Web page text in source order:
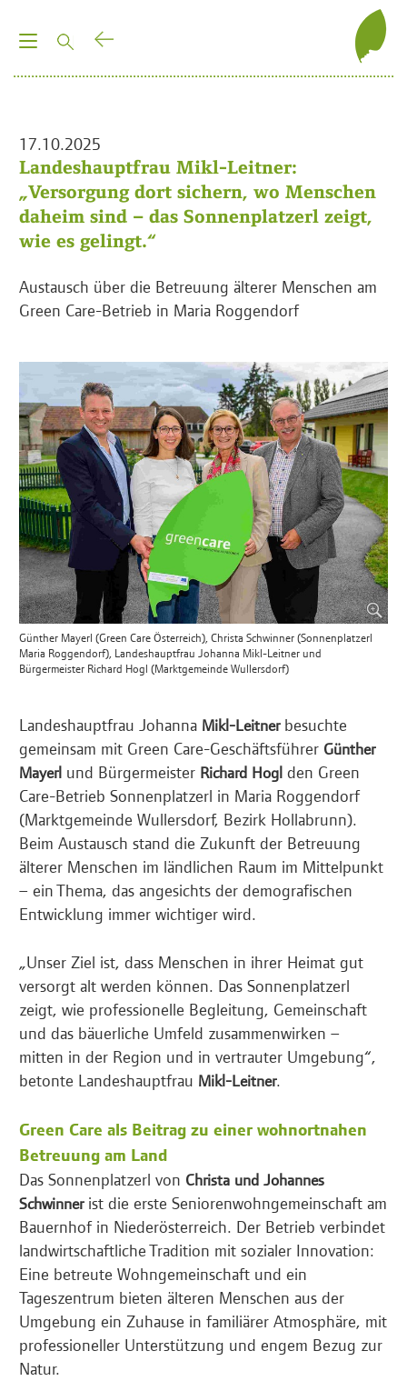
T
e
a
v
17.10.2025
Landeshauptfrau Mikl-Leitner:
„Versorgung dort sichern, wo Menschen
daheim sind – das Sonnenplatzerl zeigt,
wie es gelingt.“
Austausch über die Betreuung älterer Menschen am
Green Care-Betrieb in Maria Roggendorf
Günther Mayerl (Green Care Österreich), Christa Schwinner (Sonnenplatzerl
Maria Roggendorf), Landeshauptfrau Johanna Mikl-Leitner und
Bürgermeister Richard Hogl (Marktgemeinde Wullersdorf)
Landeshauptfrau Johanna Mikl-Leitnerbesuchte
gemeinsam mit Green Care-Geschäftsführer Günther
Mayerl und Bürgermeister Richard Hogl den Green
Care-Betrieb Sonnenplatzerl in Maria Roggendorf
(Marktgemeinde Wullersdorf, Bezirk Hollabrunn).
Beim Austausch stand die Zukunft der Betreuung
älterer Menschen im ländlichen Raum im Mittelpunkt
– ein Thema, das angesichts der demografischen
Entwicklung immer wichtiger wird.
„Unser Ziel ist, dass Menschen in ihrer Heimat gut
versorgt alt werden können. Das Sonnenplatzerl
zeigt, wie professionelle Begleitung, Gemeinschaft
und das bäuerliche Umfeld zusammenwirken –
mitten in der Region und in vertrauter Umgebung“,
betonte Landeshauptfrau Mikl-Leitner.
Green Care als Beitrag zu einer wohnortnahen
Betreuung am Land
Das Sonnenplatzerl von Christa und Johannes
Schwinnerist die erste Seniorenwohngemeinschaft am
Bauernhof in Niederösterreich. Der Betrieb verbindet
landwirtschaftliche Tradition mit sozialer Innovation:
Eine betreute Wohngemeinschaft und ein
Tageszentrum bieten älteren Menschen aus der
Umgebung ein Zuhause in familiärer Atmosphäre, mit
professioneller Unterstützung und engem Bezug zur
Natur.